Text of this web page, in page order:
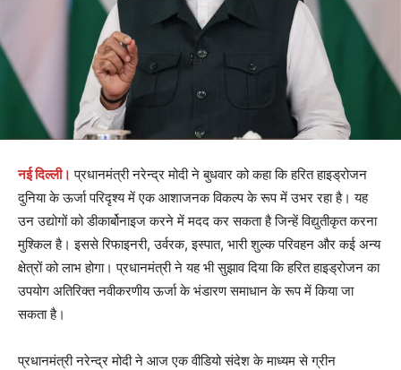
नई दिल्ली। प्रधानमंत्री नरेन्द्र मोदी ने बुधवार को कहा कि हरित हाइड्रोजन
दुनिया के ऊर्जा परिदृश्य में एक आशाजनक विकल्प के रूप में उभर रहा है। यह
उन उद्योगों को डीकार्बोनाइज करने में मदद कर सकता है जिन्हें विद्युतीकृत करना
मुश्किल है। इससे रिफाइनरी, उर्वरक, इस्पात, भारी शुल्क परिवहन और कई अन्य
क्षेत्रों को लाभ होगा। प्रधानमंत्री ने यह भी सुझाव दिया कि हरित हाइड्रोजन का
उपयोग अतिरिक्त नवीकरणीय ऊर्जा के भंडारण समाधान के रूप में किया जा
सकता है।
प्रधानमंत्री नरेन्द्र मोदी ने आज एक वीडियो संदेश के माध्यम से ग्रीन